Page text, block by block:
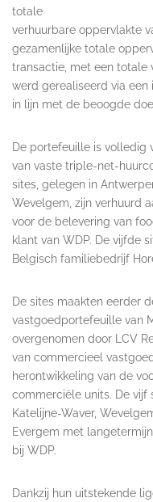
totale
verhuurbare oppervlakte
gezamenlijke totale
transactie, met een totale
werd gerealiseerd via
in lijn met de beoogde
De portefeuille is volledig
van vaste triple-net-
sites, gelegen in
Wevelgem, zijn verhuurd
voor de belevering van
klant van WDP. De vijfde
Belgisch familiebedrijf
De sites maakten eerder
vastgoedportefeuille van
overgenomen door LCV
van commercieel
herontwikkeling van de
commerciële units. De vijf
Katelijne-Waver,
Evergem met
bij WDP.
Dankzij hun uitstekende